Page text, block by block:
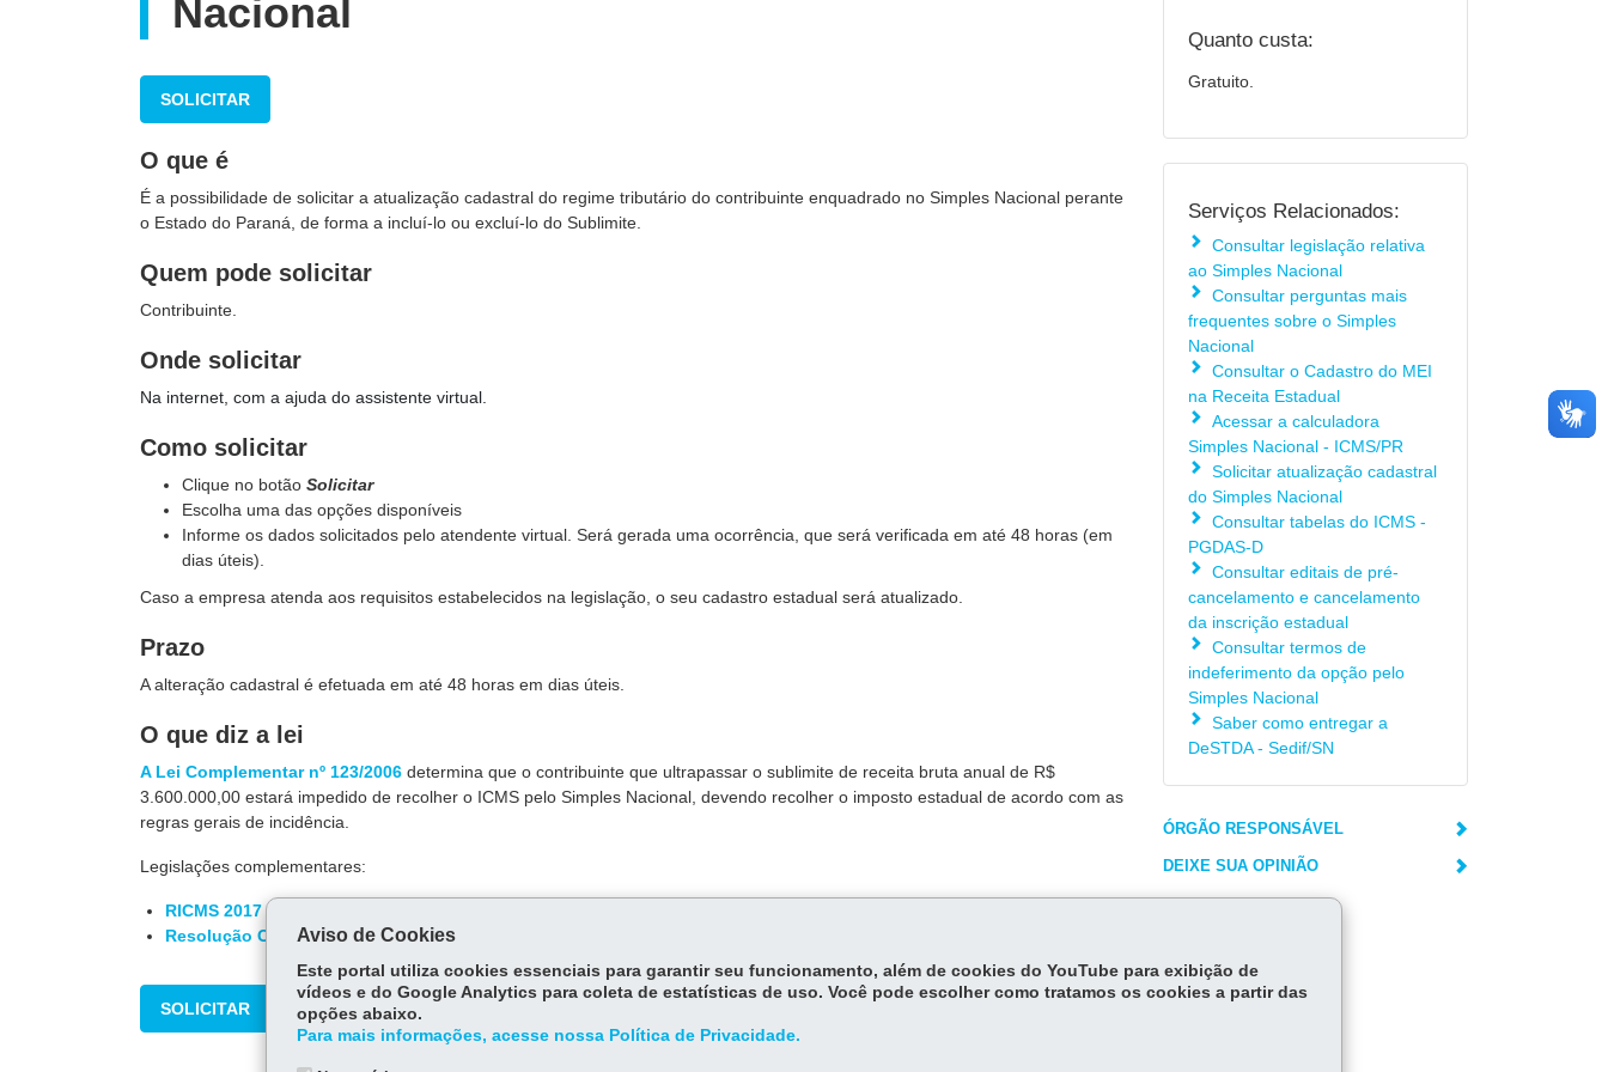
Nacional
SOLICITAR
O que é
É a possibilidade de solicitar a atualização cadastral do regime tributário do contribuinte enquadrado no Simples Nacional perante
o Estado do Paraná, de forma a incluí-lo ou excluí-lo do Sublimite.
Quem pode solicitar
Contribuinte.
Onde solicitar
Na internet, com a ajuda do assistente virtual.
Como solicitar
Clique no botão Solicitar
Escolha uma das opções disponíveis
Informe os dados solicitados pelo atendente virtual. Será gerada uma ocorrência, que será verificada em até 48 horas (em
dias úteis).
Caso a empresa atenda aos requisitos estabelecidos na legislação, o seu cadastro estadual será atualizado.
Prazo
A alteração cadastral é efetuada em até 48 horas em dias úteis.
O que diz a lei
A Lei Complementar nº 123/2006 determina que o contribuinte que ultrapassar o sublimite de receita bruta anual de R$
3.600.000,00 estará impedido de recolher o ICMS pelo Simples Nacional, devendo recolher o imposto estadual de acordo com as
regras gerais de incidência.
Legislações complementares:
RICMS 2017
Resolução CGSN nº 140/2018
SOLICITAR
Quanto custa:
Gratuito.
Serviços Relacionados:
Consultar legislação relativa
ao Simples Nacional
Consultar perguntas mais
frequentes sobre o Simples
Nacional
Consultar o Cadastro do MEI
na Receita Estadual
Acessar a calculadora
Simples Nacional - ICMS/PR
Solicitar atualização cadastral
do Simples Nacional
Consultar tabelas do ICMS -
PGDAS-D
Consultar editais de pré-
cancelamento e cancelamento
da inscrição estadual
Consultar termos de
indeferimento da opção pelo
Simples Nacional
Saber como entregar a
DeSTDA - Sedif/SN
ÓRGÃO RESPONSÁVEL
DEIXE SUA OPINIÃO
Aviso de Cookies
Este portal utiliza cookies essenciais para garantir seu funcionamento, além de cookies do YouTube para exibição de
vídeos e do Google Analytics para coleta de estatísticas de uso. Você pode escolher como tratamos os cookies a partir das
opções abaixo.
Para mais informações, acesse nossa Política de Privacidade.